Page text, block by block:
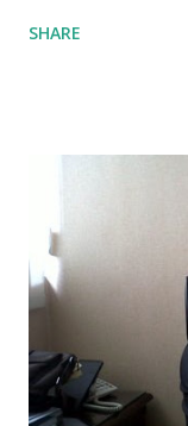
SMAN 8 Jalan
Mujib
uang tetangga 500
"Kasihan dia sudah
kerja sebagai
agar uang bisa
penarikan uang
dibenarkan oleh
diwawancarai.
SHARE